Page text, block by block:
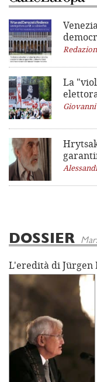
La
DOSSIER
L'eredità di Jürgen